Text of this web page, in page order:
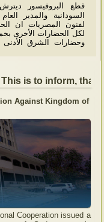
قطع البروفيسور
السودانية والمدير
لفنون المصريات ان
لكل الحضارات الأخرى
وحضارات الشرق الأدنى
is to inform, that
Against Kingdom of
Cooperation issued a